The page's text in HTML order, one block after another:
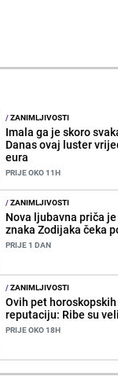
/ZANIMLJIVOSTI
Imala ga je skoro
Danas ovaj luster
eura
PRIJE OKO 11H
/ZANIMLJIVOSTI
Nova ljubavna priča
znaka Zodijaka čeka
PRIJE 1 DAN
/ZANIMLJIVOSTI
Ovih pet
reputaciju: Ribe su
PRIJE OKO 18H